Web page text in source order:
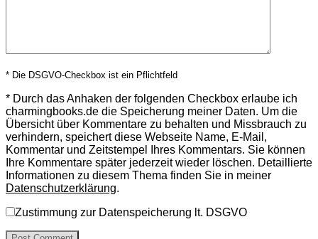
* Die DSGVO-Checkbox ist ein Pflichtfeld
* Durch das Anhaken der folgenden Checkbox erlaube ich
charmingbooks.de die Speicherung meiner Daten. Um die
Übersicht über Kommentare zu behalten und Missbrauch zu
verhindern, speichert diese Webseite Name, E-Mail,
Kommentar und Zeitstempel Ihres Kommentars. Sie können
Ihre Kommentare später jederzeit wieder löschen. Detaillierte
Informationen zu diesem Thema finden Sie in meiner
Datenschutzerklärung.
Zustimmung zur Datenspeicherung lt. DSGVO